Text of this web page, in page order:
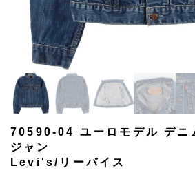
70590-04 ユーロモデル デニ
ジャン
Levi's/リーバイス